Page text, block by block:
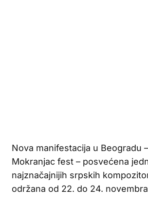
Nova manifestacija u Beogradu
Mokranjac fest – posvećena
najznačajnijih srpskih
održana od 22. do 24.